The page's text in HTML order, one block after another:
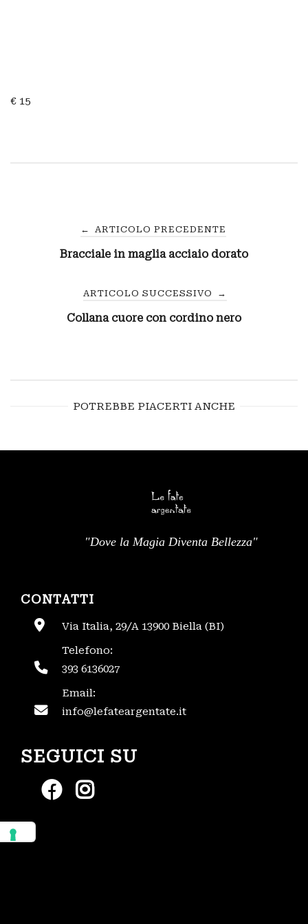
€ 15
Navigazione
articoli
← ARTICOLO PRECEDENTE
Bracciale in maglia acciaio dorato
ARTICOLO SUCCESSIVO →
Collana cuore con cordino nero
POTREBBE PIACERTI ANCHE
"Dove la Magia Diventa Bellezza"
CONTATTI
Via Italia, 29/A 13900 Biella (BI)
Telefono:
393 6136027
Email:
info@lefateargentate.it
SEGUICI SU